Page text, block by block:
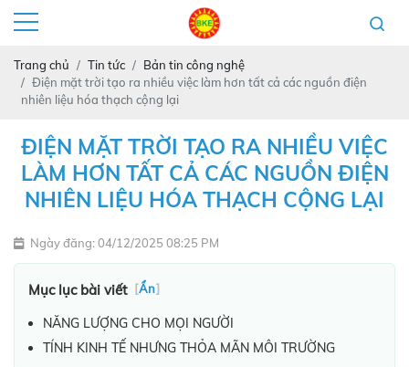
Trang chủ Tin tức
Bản tin công nghệ
Điện mặt trời tạo ra nhiều việc làm hơn tất cả các nguồn điện
nhiên liệu hóa thạch cộng lại
ĐIỆN MẶT TRỜI TẠO RA NHIỀU VIỆC
LÀM HƠN TẤT CẢ CÁC NGUỒN ĐIỆN
NHIÊN LIỆU HÓA THẠCH CỘNG LẠI
Ngày đăng: 04/12/2025 08:25 PM
Mục lục bài viết [Ẩn]
NĂNG LƯỢNG CHO MỌI NGƯỜI
TÍNH KINH TẾ NHƯNG THỎA MÃN MÔI TRƯỜNG